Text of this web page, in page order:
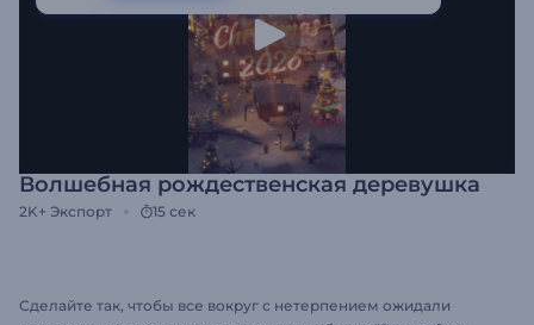
Волшебная рождественская деревушка
2K+ Экспорт 15 сек
Сделайте так, чтобы все вокруг с нетерпением ожидали